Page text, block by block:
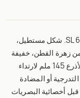
إطار نظارات من تصميم سان لوران، طراز SL 621. شكل مستطيل،
زهرة القطن، خفيفة
الوزن ومضادة للحساسية. مقاس 54، طول الأذرع 145 ملم لارتداء
أو المضادة
أخصائية البصريات